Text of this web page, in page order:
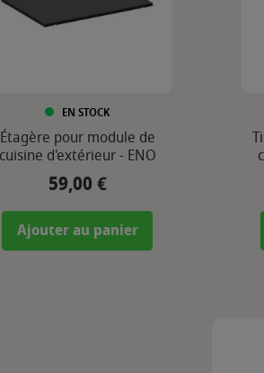
EN STOCK
Étagère pour module de
cuisine d'extérieur - ENO
Prix
59,00 €
Ajouter au panier